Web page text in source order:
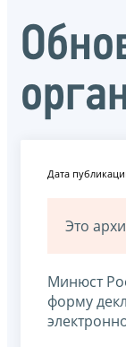
Дата
Это
Минюст
форму